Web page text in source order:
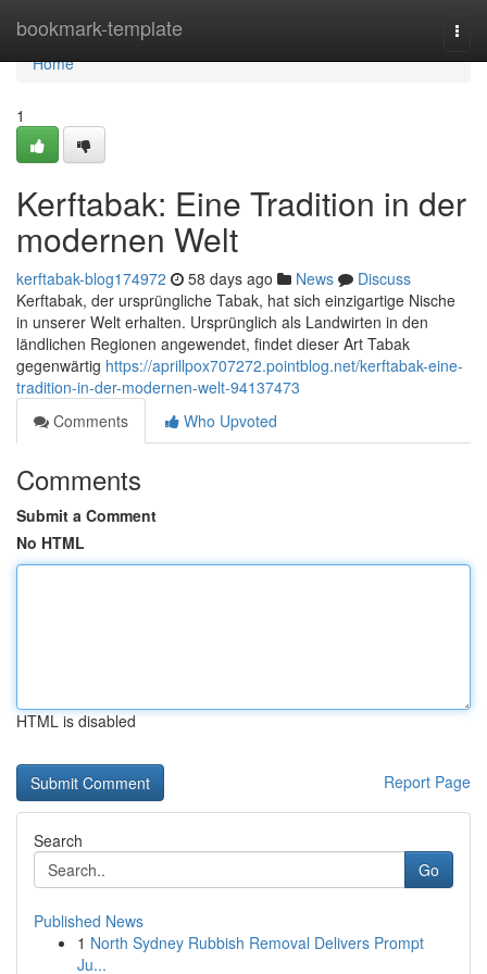
bookmark-template
Home
Home
1
Kerftabak: Eine Tradition in der
modernen Welt
kerftabak-blog174972 58 days ago News
Discuss
Kerftabak, der ursprüngliche Tabak, hat sich einzigartige Nische
in unserer Welt erhalten. Ursprünglich als Landwirten in den
ländlichen Regionen angewendet, findet dieser Art Tabak
gegenwärtig https://aprillpox707272.pointblog.net/kerftabak-eine-
tradition-in-der-modernen-welt-94137473
Comments
Who Upvoted
Comments
Submit a Comment
No HTML
HTML is disabled
Report Page
Search
Go
Published News
1 North Sydney Rubbish Removal Delivers Prompt
Ju...